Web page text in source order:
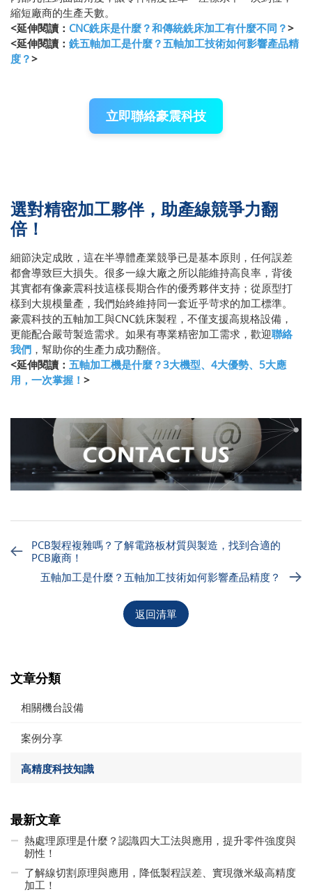
縮短廠商的生產天數。
<延伸閱讀： CNC銑床是什麼？和傳統銑床加工有什麼不同？>
<延伸閱讀： 銑五軸加工是什麼？五軸加工技術如何影響產品精
度？>
立即聯絡豪震科技
選對精密加工夥伴，助產線競爭力翻
倍！
細節決定成敗，這在半導體產業競爭已是基本原則，任何誤差
都會導致巨大損失。很多一線大廠之所以能維持高良率，背後
其實都有像豪震科技這樣長期合作的優秀夥伴支持；從原型打
樣到大規模量產，我們始終維持同一套近乎苛求的加工標準。
豪震科技的五軸加工與CNC銑床製程，不僅支援高規格設備，
更能配合嚴苛製造需求。如果有專業精密加工需求，歡迎聯絡
我們 ，幫助你的生產力成功翻倍。
<延伸閱讀： 五軸加工機是什麼？3大機型、4大優勢、5大應
用，一次掌握！ >
PCB製程複雜嗎？了解電路板材質與製造，找到合適的
PCB廠商！
五軸加工是什麼？五軸加工技術如何影響產品精度？
返回清單
文章分類
相關機台設備
案例分享
高精度科技知識
最新文章
熱處理原理是什麼？認識四大工法與應用，提升零件強度與
韌性！
了解線切割原理與應用，降低製程誤差、實現微米級高精度
加工！